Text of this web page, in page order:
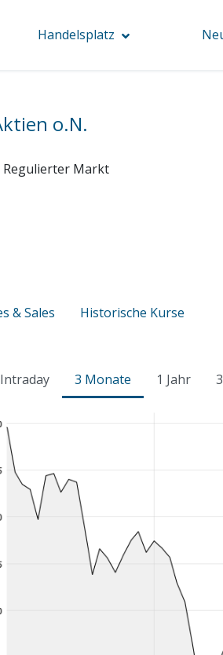
Handelsplatz
o.N.
Regulierter Markt
& Sales Historische Kurse
Intraday 3 Monate 1 Jahr